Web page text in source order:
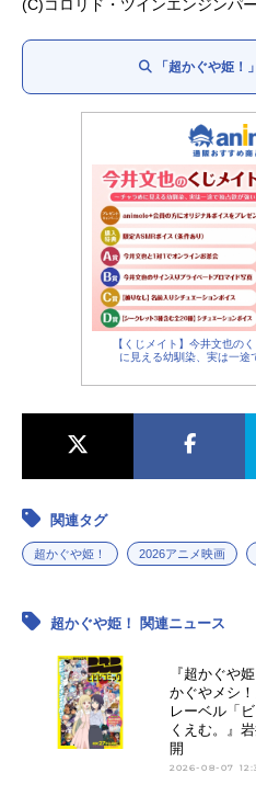
乙事照琴：花江夏樹
坂本真綾
酒寄朝久：鈴村健一
犬DOGE：庄司更紗
(C)コロリド・ツインエンジンパ
「超かぐや姫！
【くじメイト】今井文也の
に見える幼馴染、実は一途
関連タグ
超かぐや姫！ 2026アニメ映画
超かぐや姫！ 関連ニュース
『超かぐや
かぐやメシ
レーベル「
くえむ。』
開
2026-08-07